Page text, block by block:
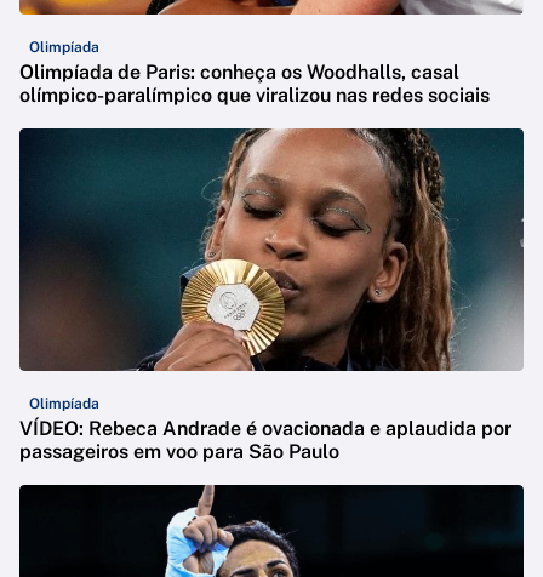
Olimpíada
Olimpíada de Paris: conheça os Woodhalls, casal
olímpico-paralímpico que viralizou nas redes sociais
Olimpíada
VÍDEO: Rebeca Andrade é ovacionada e aplaudida por
passageiros em voo para São Paulo